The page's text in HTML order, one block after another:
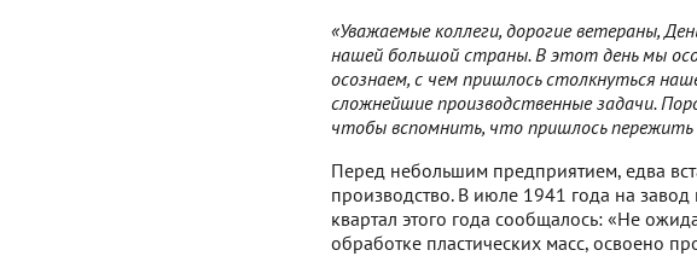
«Уважаемые коллеги, дорогие ветераны,
нашей большой страны. В этот день мы
осознаем, с чем пришлось столкнуться
сложнейшие производственные задачи.
чтобы вспомнить, что пришлось
Перед небольшим предприятием, едва
производство. В июле 1941 года на
квартал этого года сообщалось: «Не
обработке пластических масс, освоено